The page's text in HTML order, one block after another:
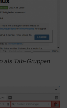
als Tab-Gruppen